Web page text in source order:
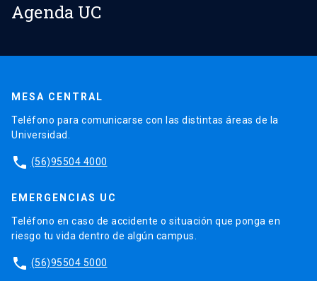
Agenda UC
MESA CENTRAL
Teléfono para comunicarse con las distintas áreas de la
Universidad.
phone (56)95504 4000
EMERGENCIAS UC
Teléfono en caso de accidente o situación que ponga en
riesgo tu vida dentro de algún campus.
phone (56)95504 5000